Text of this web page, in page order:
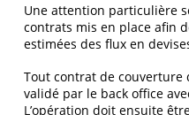
Une attention particulière
contrats mis en place afin
estimées des flux en
Tout contrat de couverture
validé par le back office
L’opération doit ensuite